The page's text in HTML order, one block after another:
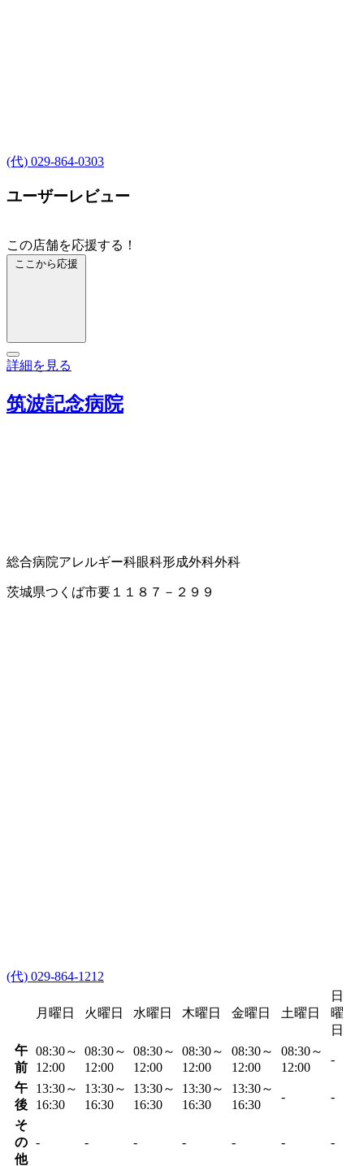
(代) 029-864-0303
ユーザーレビュー
この店舗を応援する！
ここから応援
詳細を見る
筑波記念病院
総合病院アレルギー科眼科形成外科外科
茨城県つくば市要１１８７－２９９
(代) 029-864-1212
月曜日 火曜日 水曜日 木曜日 金曜日 土曜日
日
曜
日
午
前
08:30～
12:00
08:30～
12:00
08:30～
12:00
08:30～
12:00
08:30～
12:00
08:30～
12:00
-
午
後
13:30～
16:30
13:30～
16:30
13:30～
16:30
13:30～
16:30
13:30～
16:30
- -
そ
の
他
- - - - - - -